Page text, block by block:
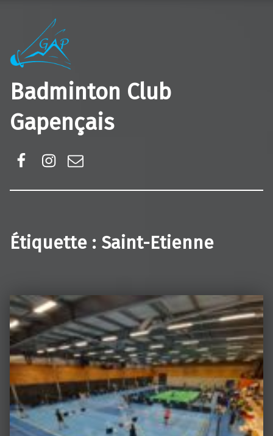
Badminton Club
Gapençais
Étiquette : Saint-Etienne